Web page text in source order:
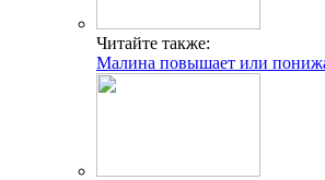
Читайте также:
Малина повышает или